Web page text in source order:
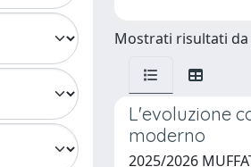
Mostrati risultati da
L'evoluzione
moderno
2025/2026